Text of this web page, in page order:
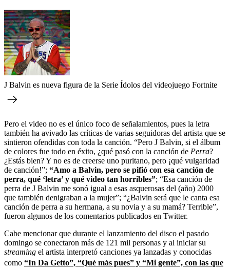
J Balvin es nueva figura de la Serie Ídolos del videojuego Fortnite
Pero el video no es el único foco de señalamientos, pues la letra
también ha avivado las críticas de varias seguidoras del artista que se
sintieron ofendidas con toda la canción. “Pero J Balvin, si el álbum
de colores fue todo en éxito, ¿qué pasó con la canción de Perra?
¿Estás bien? Y no es de creerse uno puritano, pero ¡qué vulgaridad
de canción!”; “Amo a Balvin, pero se pifió con esa canción de
perra, qué ‘letra’ y qué video tan horribles”; “Esa canción de
perra de J Balvin me sonó igual a esas asquerosas del (año) 2000
que también denigraban a la mujer”; “¿Balvin será que le canta esa
canción de perra a su hermana, a su novia y a su mamá? Terrible”,
fueron algunos de los comentarios publicados en Twitter.
Cabe mencionar que durante el lanzamiento del disco el pasado
domingo se conectaron más de 121 mil personas y al iniciar su
streaming el artista interpretó canciones ya lanzadas y conocidas
como “In Da Getto”, “Qué más pues” y “Mi gente”, con las que